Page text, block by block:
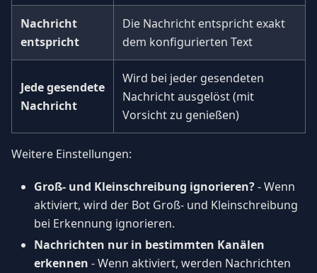
Nachricht
entspricht
Die Nachricht entspricht exakt
dem konfigurierten Text
Jede gesendete
Nachricht
Wird bei jeder gesendeten
Nachricht ausgelöst (mit
Vorsicht zu genießen)
Weitere Einstellungen:
Groß- und Kleinschreibung ignorieren?- Wenn
aktiviert, wird der Bot Groß- und Kleinschreibung
bei Erkennung ignorieren.
Nachrichten nur in bestimmten Kanälen
erkennen - Wenn aktiviert, werden Nachrichten